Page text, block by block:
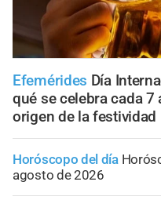
Efemérides Día
qué se celebra cada
origen de la festividad
Horóscopo del día
agosto de 2026